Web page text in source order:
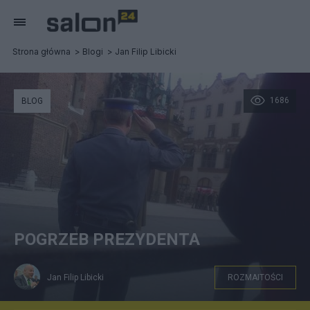
Strona główna Blogi Jan Filip Libicki
1686
BLOG
POGRZEB PREZYDENTA
Jan Filip Libicki ROZMAITOŚCI